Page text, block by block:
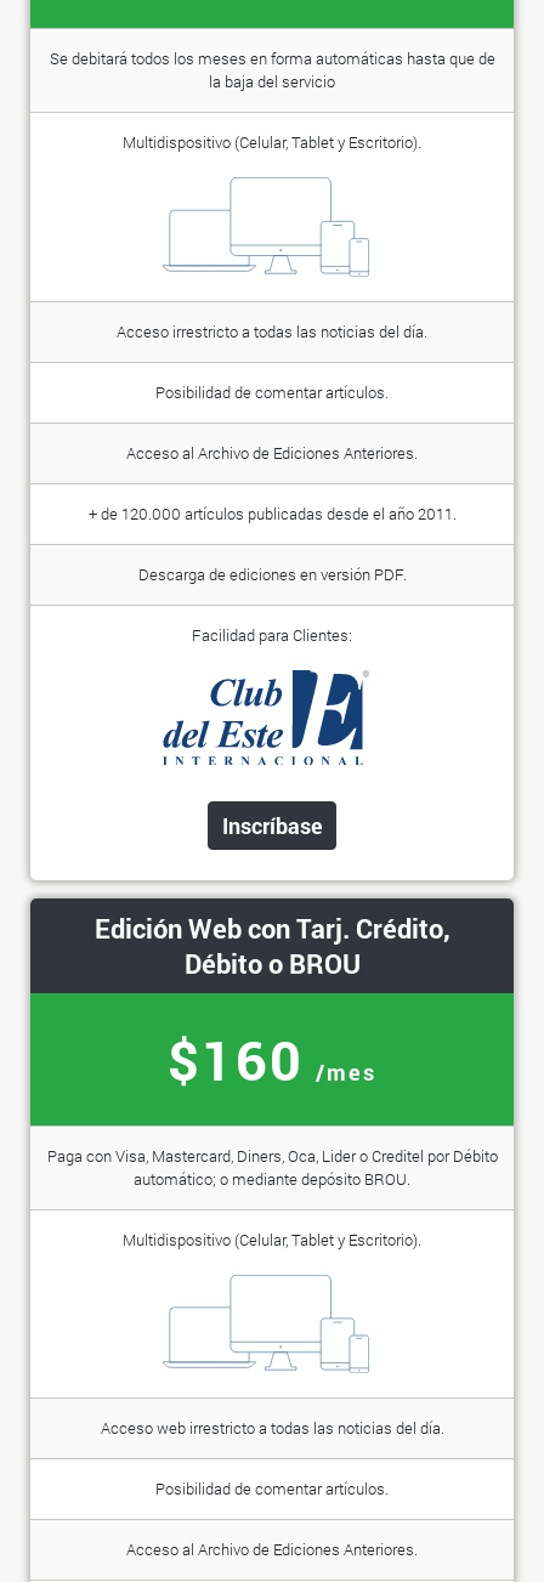
Se debitará todos los meses en forma automáticas hasta que de
la baja del servicio
Multidispositivo (Celular, Tablet y Escritorio).
Acceso irrestricto a todas las noticias del día.
Posibilidad de comentar artículos.
Acceso al Archivo de Ediciones Anteriores.
+ de 120.000 artículos publicadas desde el año 2011.
Descarga de ediciones en versión PDF.
Facilidad para Clientes:
Inscríbase
Edición Web con Tarj. Crédito,
Débito o BROU
$160 /mes
Paga con Visa, Mastercard, Diners, Oca, Lider o Creditel por Débito
automático; o mediante depósito BROU.
Multidispositivo (Celular, Tablet y Escritorio).
Acceso web irrestricto a todas las noticias del día.
Posibilidad de comentar artículos.
Acceso al Archivo de Ediciones Anteriores.